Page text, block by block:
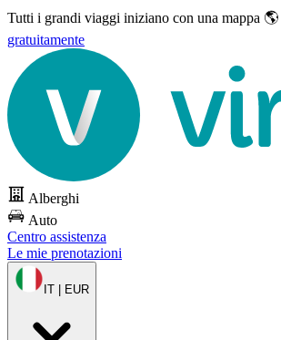
Tutti i grandi viaggi iniziano con una mappa 🌎
gratuitamente
Alberghi
Auto
Centro assistenza
Le mie prenotazioni
IT | EUR